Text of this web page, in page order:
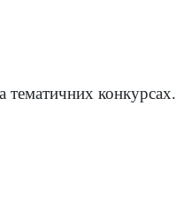
тематичних конкурсах.